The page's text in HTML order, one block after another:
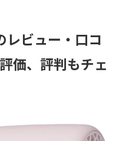
レビュー・口コ
価、評判もチェ